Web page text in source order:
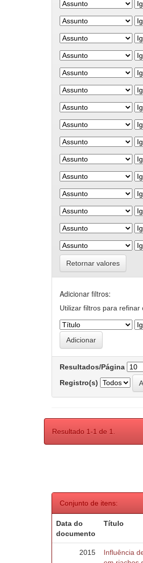
Retornar valores
Adicionar filtros:
Utilizar filtros para refinar
Resultados/Página
Registro(s)
Resultado 1-1 de 1.
Conjunto de itens:
Data do
documento
Título
2015
Influência